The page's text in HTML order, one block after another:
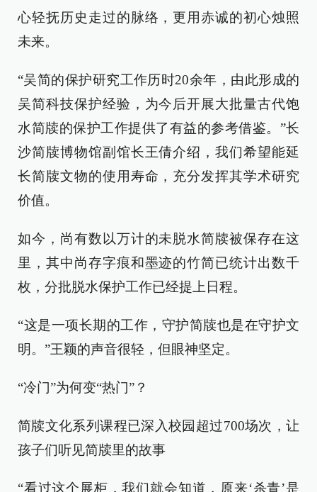
心轻抚历史走过的脉络，更用赤诚的初心烛照
未来。
“吴简的保护研究工作历时20余年，由此形成的
吴简科技保护经验，为今后开展大批量古代饱
水简牍的保护工作提供了有益的参考借鉴。”长
沙简牍博物馆副馆长王倩介绍，我们希望能延
长简牍文物的使用寿命，充分发挥其学术研究
价值。
如今，尚有数以万计的未脱水简牍被保存在这
里，其中尚存字痕和墨迹的竹简已统计出数千
枚，分批脱水保护工作已经提上日程。
“这是一项长期的工作，守护简牍也是在守护文
明。”王颖的声音很轻，但眼神坚定。
“冷门”为何变“热门”？
简牍文化系列课程已深入校园超过700场次，让
孩子们听见简牍里的故事
“看过这个展柜，我们就会知道，原来‘杀青’是